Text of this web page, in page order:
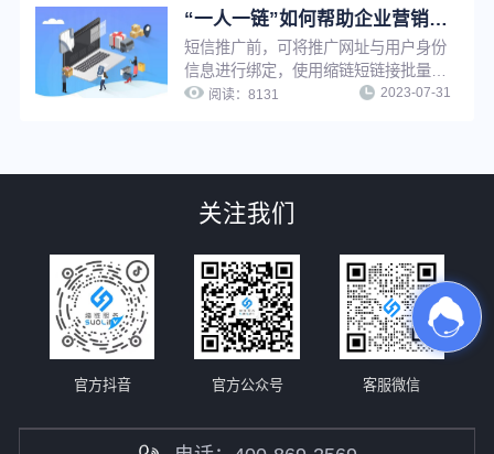
满足多种推广需求。
“一人一链”如何帮助企业营销推广提升转化效果？
短信推广前，可将推广网址与用户身份
信息进行绑定，使用缩链短链接批量生
成或API生成功能将推广网址生成为一
效提升短信推广转化效果。
阅读：8131 2023-07-31
关注我们
官方抖音 官方公众号 客服微信